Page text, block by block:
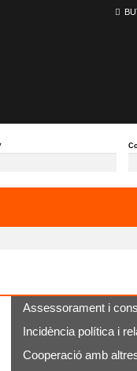
Assessorament i
Incidència política i
Cooperació amb